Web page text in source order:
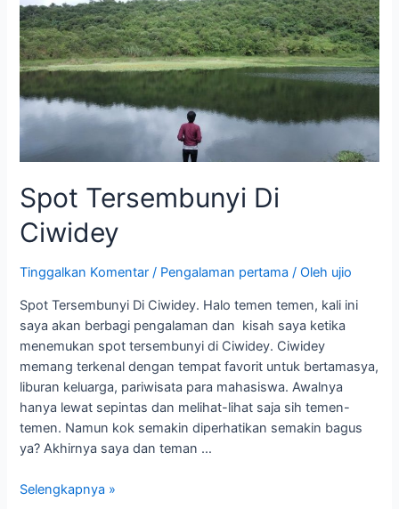
Spot Tersembunyi Di
Ciwidey
Tinggalkan Komentar / Pengalaman pertama / Oleh ujio
Spot Tersembunyi Di Ciwidey. Halo temen temen, kali ini
saya akan berbagi pengalaman dan kisah saya ketika
menemukan spot tersembunyi di Ciwidey. Ciwidey
memang terkenal dengan tempat favorit untuk bertamasya,
liburan keluarga, pariwisata para mahasiswa. Awalnya
hanya lewat sepintas dan melihat-lihat saja sih temen-
temen. Namun kok semakin diperhatikan semakin bagus
ya? Akhirnya saya dan teman …
Selengkapnya »